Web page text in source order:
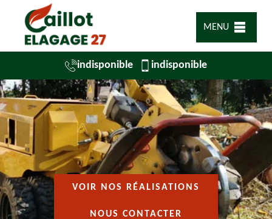
MENU
indisponible indisponible
VOIR NOS RÉALISATIONS
NOUS CONTACTER